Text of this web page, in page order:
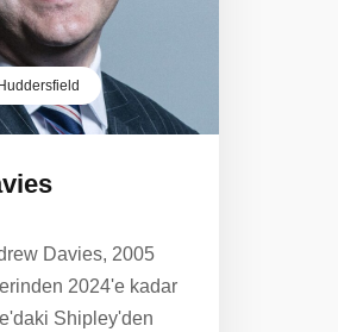
Davies, 2005
2024'e kadar
Shipley'den